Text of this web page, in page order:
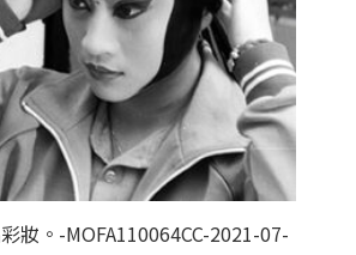
妝。-MOFA110064CC-2021-07-